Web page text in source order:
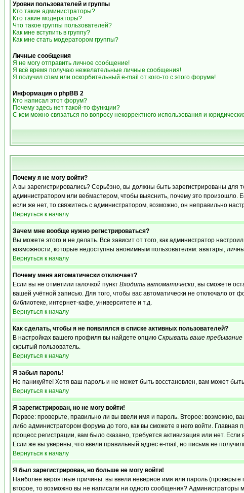
Уровни пользователей и группы
Кто такие администраторы?
Кто такие модераторы?
Что такое группы пользователей?
Как мне вступить в группу?
Как мне стать модератором группы?
Личные сообщения
Я не могу отправить личное сообщение!
Я всё время получаю нежелательные личные сообщения!
Я получил спам или оскорбительный e-mail от кого-то с этого форума!
Информация о phpBB 2
Кто написал этот форум?
Почему здесь нет такой-то функции?
С кем можно связаться по вопросу некорректного использования и
Почему я не могу войти?
А вы зарегистрировались? Серьёзно, вы должны быть зарегистрированы для
администратором или вебмастером, чтобы выяснить, почему это произошло.
если же нет, то свяжитесь с администратором, возможно, он неправильно
Вернуться к началу
Зачем мне вообще нужно регистрироваться?
Вы можете этого и не делать. Всё зависит от того, как администратор
возможности, которые недоступны анонимным пользователям: аватары,
Вернуться к началу
Почему меня автоматически отключает?
Если вы не отметили галочкой пункт Входить автоматически, вы сможете
вашей учётной записью. Для того, чтобы вас автоматически не отключало от
библиотеке, интернет-кафе, университете и т.д.
Вернуться к началу
Как сделать, чтобы я не появлялся в списке активных пользователей?
В настройках вашего профиля вы найдете опцию Скрывать ваше
скрытый пользователь.
Вернуться к началу
Я забыл пароль!
Не паникуйте! Хотя ваш пароль и не может быть восстановлен, вам может
Вернуться к началу
Я зарегистрирован, но не могу войти!
Первое: проверьте, правильно ли вы ввели имя и пароль. Второе: возможно,
либо администратором форума до того, как вы сможете в него войти.
процесс регистрации, вам было сказано, требуется активизация или нет.
Если же вы уверены, что ввели правильный адрес e-mail, но письма не
Вернуться к началу
Я был зарегистрирован, но больше не могу войти!
Наиболее вероятные причины: вы ввели неверное имя или пароль (проверьте
второе, то возможно вы не написали ни одного сообщения? Администраторы